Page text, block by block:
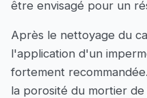
être envisagé pour un
Après le nettoyage du
l'application d'un
fortement
la porosité du mortier